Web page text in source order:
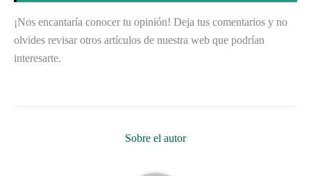
¡Nos encantaría conocer tu opinión! Deja tus comentarios y no
olvides revisar otros artículos de nuestra web que podrían
interesarte.
Sobre el autor